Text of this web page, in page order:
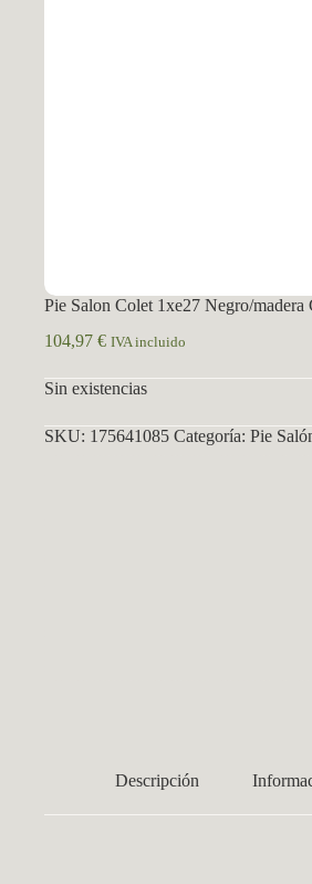
Pie Salon Colet 1xe27 Negro/
104,97 € IVA incluido
Sin existencias
SKU: 175641085 Categoría: Pie
Descripción